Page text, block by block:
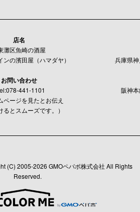
店名
灘区魚崎の酒屋
ンの濱田屋（ハマダヤ）
お問い合わせ
441-1101
ページを見たとお伝え
るとスムーズです。）
兵庫県
阪神
(C) 2005-2026 GMOペパボ株式会社 All Rights
Reserved.